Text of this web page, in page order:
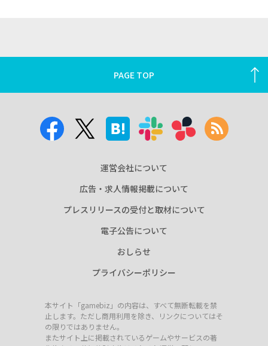
PAGE TOP
運営会社について
広告・求人情報掲載について
プレスリリースの受付と取材について
電子公告について
おしらせ
プライバシーポリシー
本サイト「gamebiz」の内容は、すべて無断転載を禁
止します。ただし商用利用を除き、リンクについてはそ
の限りではありません。
またサイト上に掲載されているゲームやサービスの著